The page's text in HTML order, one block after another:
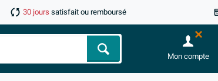
30 jours satisfait ou remboursé
Chercher Mon compte